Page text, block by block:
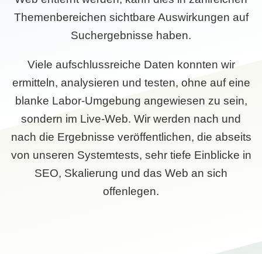
Themenbereichen sichtbare Auswirkungen auf
Suchergebnisse haben.
Viele aufschlussreiche Daten konnten wir
ermitteln, analysieren und testen, ohne auf eine
blanke Labor-Umgebung angewiesen zu sein,
sondern im Live-Web. Wir werden nach und
nach die Ergebnisse veröffentlichen, die abseits
von unseren Systemtests, sehr tiefe Einblicke in
SEO, Skalierung und das Web an sich
offenlegen.